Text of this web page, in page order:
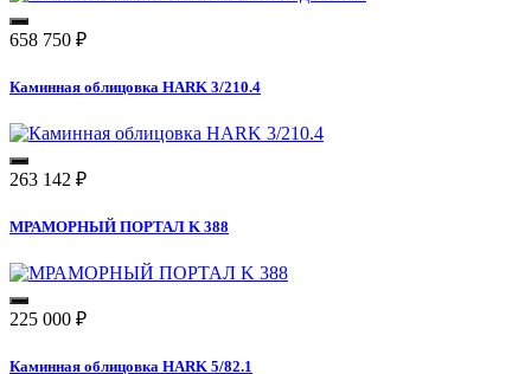
658 750 ₽
Каминная облицовка HARK 3/210.4
263 142 ₽
МРАМОРНЫЙ ПОРТАЛ K 388
225 000 ₽
Каминная облицовка HARK 5/82.1